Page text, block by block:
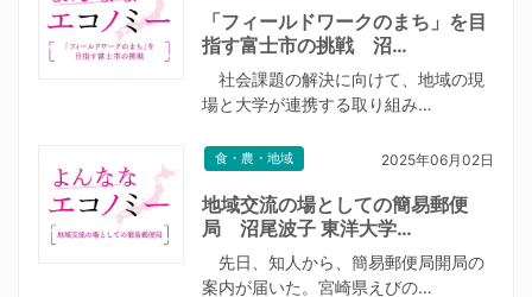
「フィールドワークのまち」を目
指す富士市の挑戦 沼…
社会課題の解決に向けて、地域の現
場と大学が連携する取り組み…
食・農・地域 2025年06月02日
地域交流の場としての簡易郵便
局 沼尾波子 東洋大学…
先日、知人から、簡易郵便局開局の
案内が届いた。宮崎県えびの…